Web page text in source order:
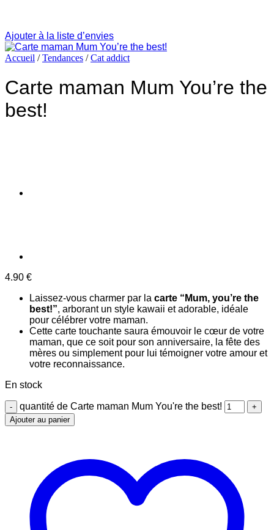
Ajouter à la liste d’envies
Accueil / Tendances / Cat addict
Carte maman Mum You’re the
best!
4.90 €
Laissez-vous charmer par la carte “Mum, you’re the
best!”, arborant un style kawaii et adorable, idéale
pour célébrer votre maman.
Cette carte touchante saura émouvoir le cœur de votre
maman, que ce soit pour son anniversaire, la fête des
mères ou simplement pour lui témoigner votre amour et
votre reconnaissance.
En stock
quantité de Carte maman Mum You're the best!
Ajouter au panier